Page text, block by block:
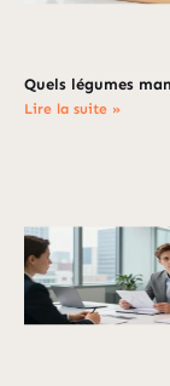
Quels légumes
Lire la suite »